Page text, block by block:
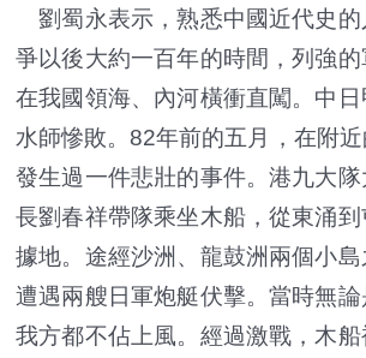
劉蜀永表示，熟悉中國近代史的
爭以後大約一百年的時間，列強
在我國領海、內河橫衝直闖。中
水師慘敗。82年前的五月，在附
發生過一件悲壯的事件。港九大
長劉春祥帶隊乘坐木船，從東涌
據地。途經沙洲、龍鼓洲兩個小島
遭遇兩艘日軍炮艇伏擊。當時無論
我方都不佔上風。經過激戰，木